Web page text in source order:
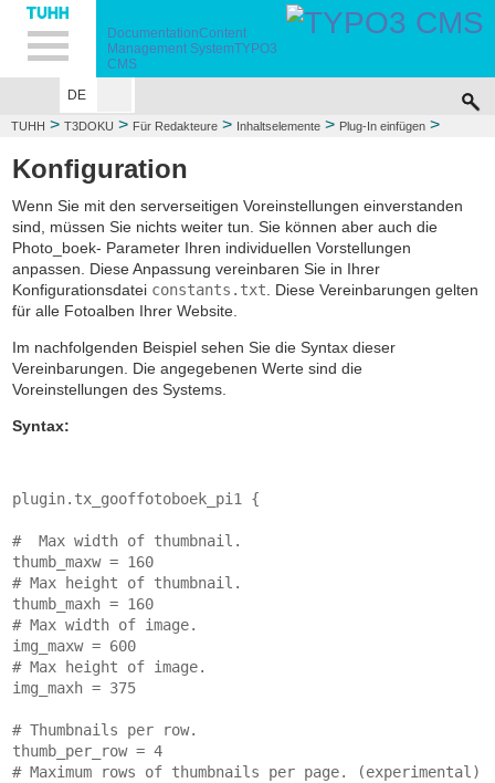
Hauptnavigation
Unternavigation
Inhalt
Suche
DocumentationContent
Management SystemTYPO3
CMS
DE
TUHH > T3DOKU > Für Redakteure > Inhaltselemente > Plug-In einfügen >
Konfiguration
Wenn Sie mit den serverseitigen Voreinstellungen einverstanden
sind, müssen Sie nichts weiter tun. Sie können aber auch die
Photo_boek- Parameter Ihren individuellen Vorstellungen
anpassen. Diese Anpassung vereinbaren Sie in Ihrer
Konfigurationsdatei constants.txt . Diese Vereinbarungen gelten
für alle Fotoalben Ihrer Website.
Im nachfolgenden Beispiel sehen Sie die Syntax dieser
Vereinbarungen. Die angegebenen Werte sind die
Voreinstellungen des Systems.
Syntax:
plugin.tx_gooffotoboek_pi1 {
#  Max width of thumbnail.
thumb_maxw = 160
# Max height of thumbnail.
thumb_maxh = 160
# Max width of image.
img_maxw = 600
# Max height of image.
img_maxh = 375
# Thumbnails per row.
thumb_per_row = 4
# Maximum rows of thumbnails per page. (experimental)